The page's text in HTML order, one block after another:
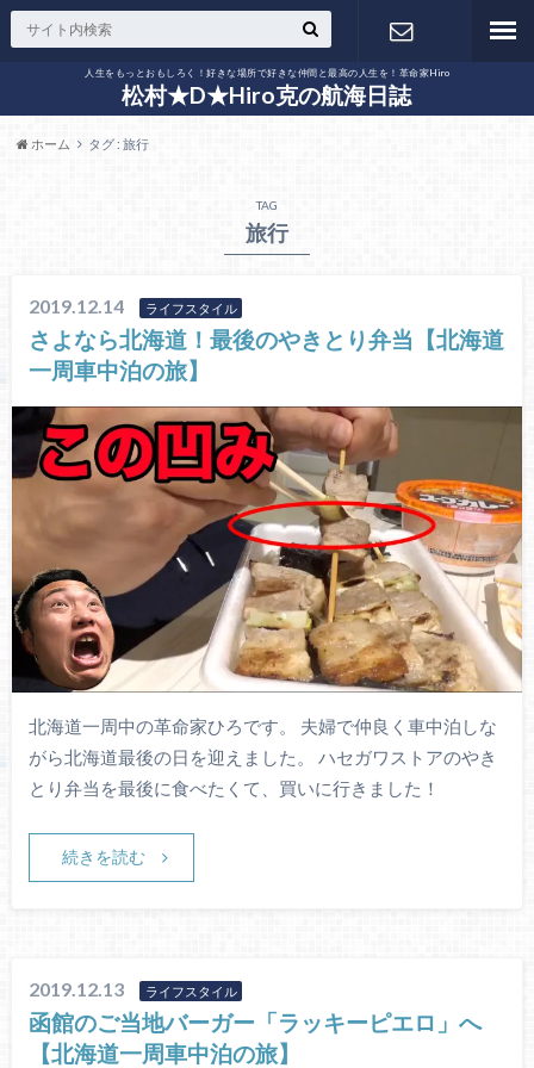
人生をもっとおもしろく！好きな場所で好きな仲間と最高の人生を！革命家Hiro
松村★D★Hiro克の航海日誌
お問い合わ
ホーム タグ : 旅行
TAG
旅行
2019.12.14 ライフスタイル
さよなら北海道！最後のやきとり弁当【北海道
一周車中泊の旅】
北海道一周中の革命家ひろです。 夫婦で仲良く車中泊しな
がら北海道最後の日を迎えました。 ハセガワストアのやき
とり弁当を最後に食べたくて、買いに行きました！
続きを読む
2019.12.13 ライフスタイル
函館のご当地バーガー「ラッキーピエロ」へ
【北海道一周車中泊の旅】